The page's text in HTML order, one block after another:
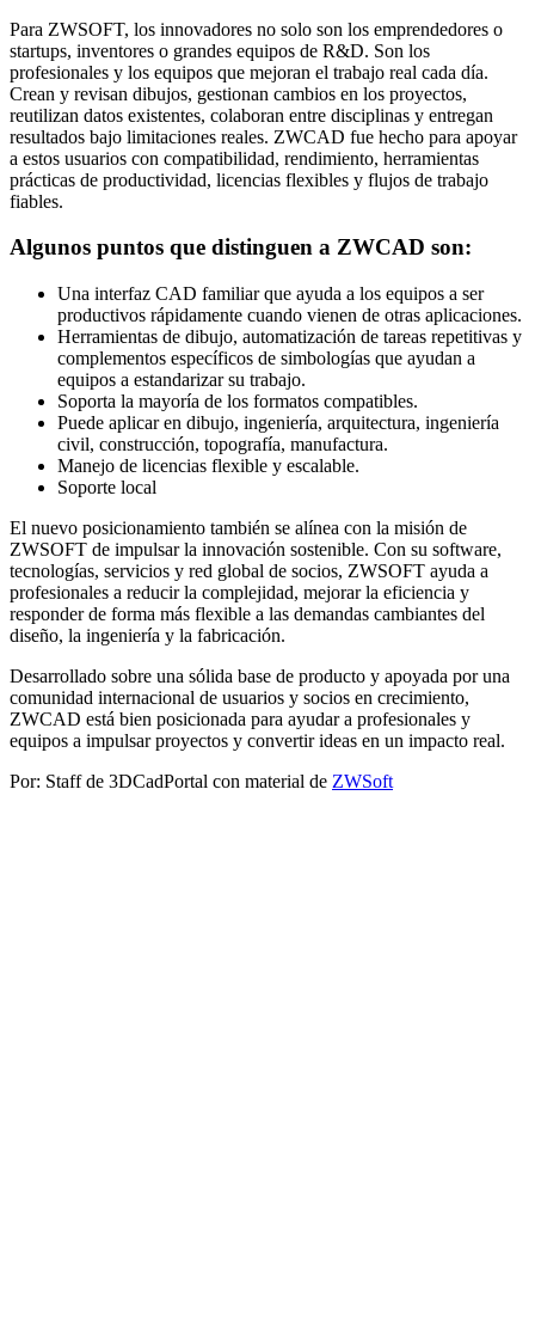
Para ZWSOFT, los innovadores no solo son los emprendedores o
startups, inventores o grandes equipos de R&D. Son los
profesionales y los equipos que mejoran el trabajo real cada día.
Crean y revisan dibujos, gestionan cambios en los proyectos,
reutilizan datos existentes, colaboran entre disciplinas y entregan
resultados bajo limitaciones reales. ZWCAD fue hecho para apoyar
a estos usuarios con compatibilidad, rendimiento, herramientas
prácticas de productividad, licencias flexibles y flujos de trabajo
fiables.
Algunos puntos que distinguen a ZWCAD son:
Una interfaz CAD familiar que ayuda a los equipos a ser
productivos rápidamente cuando vienen de otras aplicaciones.
Herramientas de dibujo, automatización de tareas repetitivas y
complementos específicos de simbologías que ayudan a
equipos a estandarizar su trabajo.
Soporta la mayoría de los formatos compatibles.
Puede aplicar en dibujo, ingeniería, arquitectura, ingeniería
civil, construcción, topografía, manufactura.
Manejo de licencias flexible y escalable.
Soporte local
El nuevo posicionamiento también se alínea con la misión de
ZWSOFT de impulsar la innovación sostenible. Con su software,
tecnologías, servicios y red global de socios, ZWSOFT ayuda a
profesionales a reducir la complejidad, mejorar la eficiencia y
responder de forma más flexible a las demandas cambiantes del
diseño, la ingeniería y la fabricación.
Desarrollado sobre una sólida base de producto y apoyada por una
comunidad internacional de usuarios y socios en crecimiento,
ZWCAD está bien posicionada para ayudar a profesionales y
equipos a impulsar proyectos y convertir ideas en un impacto real.
Por: Staff de 3DCadPortal con material de ZWSoft